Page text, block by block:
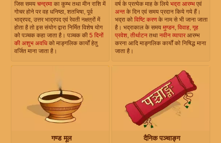
जिस समय चन्द्रमा का कुम्भ तथा मीन राशि में
गोचर होने पर वह धनिष्ठा, शतभिषा, पूर्व
भाद्रपद, उत्तर भाद्रपद एवं रेवती नक्षत्रों में
होता है तो इस संयोग द्वारा निर्मित विशेष योग
को पञ्चक कहा जाता है। पञ्चक की 5 दिनों
की अशुभ अवधि को माङ्गलिक कार्यों हेतु
वर्जित माना जाता है।
वर्ष के प्रत्येक माह के लिये भद्रा आरम्भ एवं
अन्त के दिन एवं समय प्रदान किये गये हैं।
भद्रा को विष्टि करणके नाम से भी जाना जाता
है। भद्राकाल के समय मुण्डन, विवाह, गृह
प्रवेश, तीर्थाटन तथा नवीन व्यापारआरम्भ
करना आदि माङ्गलिक कार्यों को निषिद्ध माना
जाता है।
गण्ड मूल दैनिक पञ्चाङ्ग